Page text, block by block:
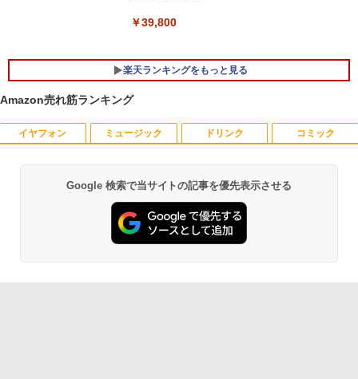
￥39,800
楽天ランキングをもっと見る
1
DELL OptiPlex 3050 SFF Core i5-7500
splayPort/アナログRGB出力 光学不良
Windows10 Pro 64bit 【中古】【20260
￥15,900
1
GIGASTONE 27インチ 100Hzモニター
ノングレア フルHD ブルーライト軽減 IP
Sパネル 178度 広角 高解像度目に優しい
認済み/HDMI/VGA/スピーカー付/3年保
証) ギガストーン
1
★8月中旬発送予定★ 宇宙兄弟 全巻セ
￥41,225
Amazon売れ筋ランキング
イヤフォン
Anker Soundcore P42i (Bluetooth 6.1)【完
全ワイヤレスイヤホン/ウルトラノイズキャン
セリング 3.5 / マルチポイント接続 / 最大40時
間再生 / コンパクト形状/持ち運びに便利 / IP5
5 防塵防水位規格/PSE技術基準適合】ネイビ
ミュージック
BRUCE WAYNE feat. Flo Milli, ATL Jacob
[Explicit]
￥250
ドリンク
by Amazon 天然水 ラベルレス 500ml ×24本
富士山の天然水 バナジウム含有 水 ミネラル
ウォーター ペットボトル 静岡県産 500ミリリ
ットル (Smart Basic)
￥1,380
コミック
薬屋のひとりごと 17巻 (デジタル版ビッグガ
ンガンコミックス)
￥770
Google 検索で当サイトの記事を優先表示させる